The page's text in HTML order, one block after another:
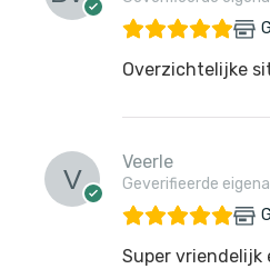
Overzichtelijke
Veerle
Geverifieerde
Super vriendelijk